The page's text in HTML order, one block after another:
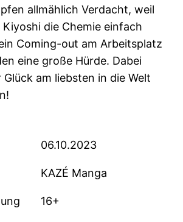
allmählich Verdacht, weil
Kiyoshi die Chemie einfach
Coming-out am Arbeitsplatz
eine große Hürde. Dabei
am liebsten in die Welt
06.10.2023
KAZÉ Manga
16+